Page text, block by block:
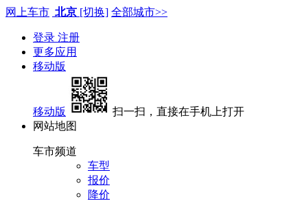
网上车市 北京 [切换] 全部城市>>
登录 注册
更多应用
移动版
移动版
扫一扫，直接在手机上打开
网站地图
车市频道
车型
报价
降价